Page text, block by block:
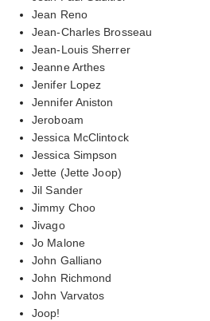
Jean Reno
Jean-Charles Brosseau
Jean-Louis Sherrer
Jeanne Arthes
Jenifer Lopez
Jennifer Aniston
Jeroboam
Jessica McClintock
Jessica Simpson
Jette (Jette Joop)
Jil Sander
Jimmy Choo
Jivago
Jo Malone
John Galliano
John Richmond
John Varvatos
Joop!